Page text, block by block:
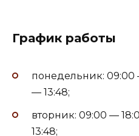
График работы
понедельник: 09:00
— 13:48;
вторник: 09:00 —
13:48;